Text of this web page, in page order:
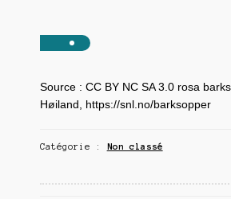
Source : CC BY NC SA 3.0 rosa
Høiland, https://snl.no/barksopper
Catégorie : Non classé